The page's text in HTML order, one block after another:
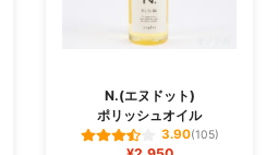
N.(エヌドット)
ポリッシュオイル
3.90(105)